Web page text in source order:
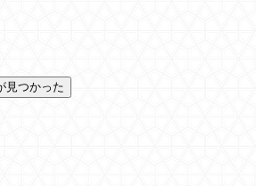
見つかった